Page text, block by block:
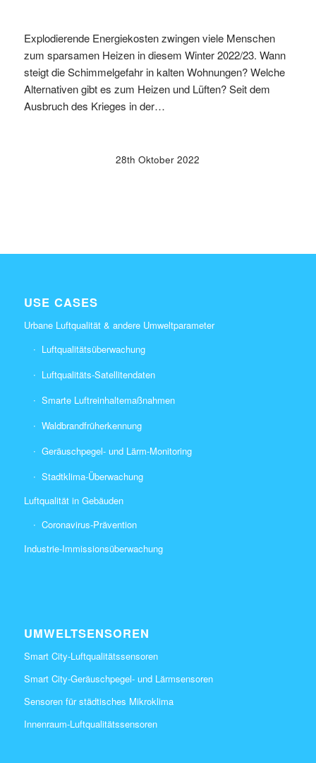
Explodierende Energiekosten zwingen viele Menschen
zum sparsamen Heizen in diesem Winter 2022/23. Wann
steigt die Schimmelgefahr in kalten Wohnungen? Welche
Alternativen gibt es zum Heizen und Lüften? Seit dem
Ausbruch des Krieges in der…
28th Oktober 2022
USE CASES
Urbane Luftqualität & andere Umweltparameter
Luftqualitätsüberwachung
Luftqualitäts-Satellitendaten
Smarte Luftreinhaltemaßnahmen
Waldbrandfrüherkennung
Geräuschpegel- und Lärm-Monitoring
Stadtklima-Überwachung
Luftqualität in Gebäuden
Coronavirus-Prävention
Industrie-Immissionsüberwachung
UMWELTSENSOREN
Smart City-Luftqualitätssensoren
Smart City-Geräuschpegel- und Lärmsensoren
Sensoren für städtisches Mikroklima
Innenraum-Luftqualitätssensoren